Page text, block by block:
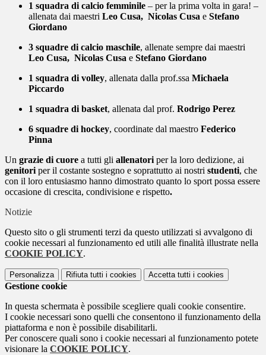
1 squadra di calcio femminile – per la prima volta in gara! –
allenata dai maestri Leo Cusa, Nicolas Cusa e Stefano
Giordano
3 squadre di calcio maschile, allenate sempre dai maestri
Leo Cusa, Nicolas Cusa e Stefano Giordano
1 squadra di volley, allenata dalla prof.ssa Michaela
Piccardo
1 squadra di basket, allenata dal prof. Rodrigo Perez
6 squadre di hockey, coordinate dal maestro Federico
Pinna
Un grazie di cuore a tutti gli allenatori per la loro dedizione, ai
genitori per il costante sostegno e soprattutto ai nostri studenti, che
con il loro entusiasmo hanno dimostrato quanto lo sport possa essere
occasione di crescita, condivisione e rispetto.
Notizie
Questo sito o gli strumenti terzi da questo utilizzati si avvalgono di
cookie necessari al funzionamento ed utili alle finalità illustrate nella
COOKIE POLICY.
Personalizza Rifiuta tutti i cookies Accetta tutti i cookies
Gestione cookie
In questa schermata è possibile scegliere quali cookie consentire.
I cookie necessari sono quelli che consentono il funzionamento della
piattaforma e non è possibile disabilitarli.
Per conoscere quali sono i cookie necessari al funzionamento potete
visionare la COOKIE POLICY.